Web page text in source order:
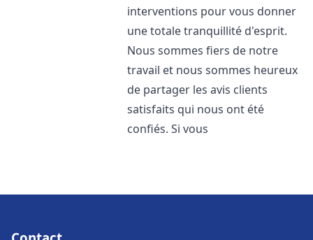
interventions pour vous donner
une totale tranquillité d'esprit.
Nous sommes fiers de notre
travail et nous sommes heureux
de partager les avis clients
satisfaits qui nous ont été
confiés. Si vous